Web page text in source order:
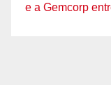
e a Gemcorp